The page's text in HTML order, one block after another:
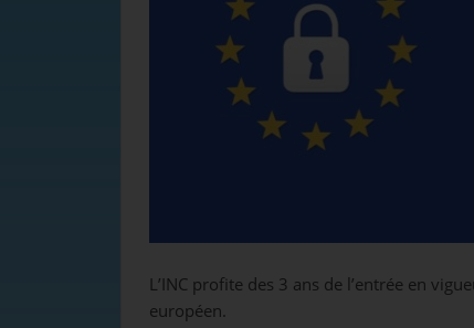
L’INC profite des 3 ans de l’entrée en
européen.